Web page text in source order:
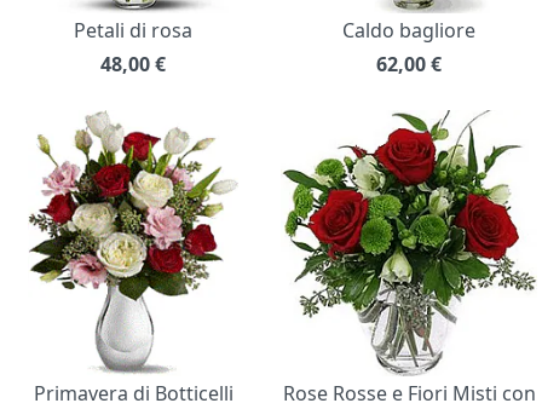
Petali di rosa
48,00€
Caldo bagliore
62,00€
Primavera di Botticelli
Rose Rosse e Fiori Misti con